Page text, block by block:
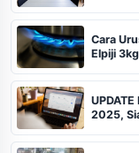
Cara
Elpiji
2025,